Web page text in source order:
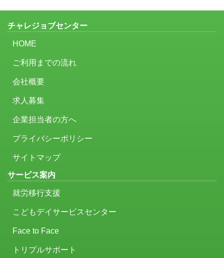
チャレジョブセンター
HOME
ご利用までの流れ
会社概要
求人募集
企業担当者の方へ
プライバシーポリシー
サイトマップ
サービス案内
就労移行支援
こどもデイサービスセンター
Face to Face
トリプルサポート